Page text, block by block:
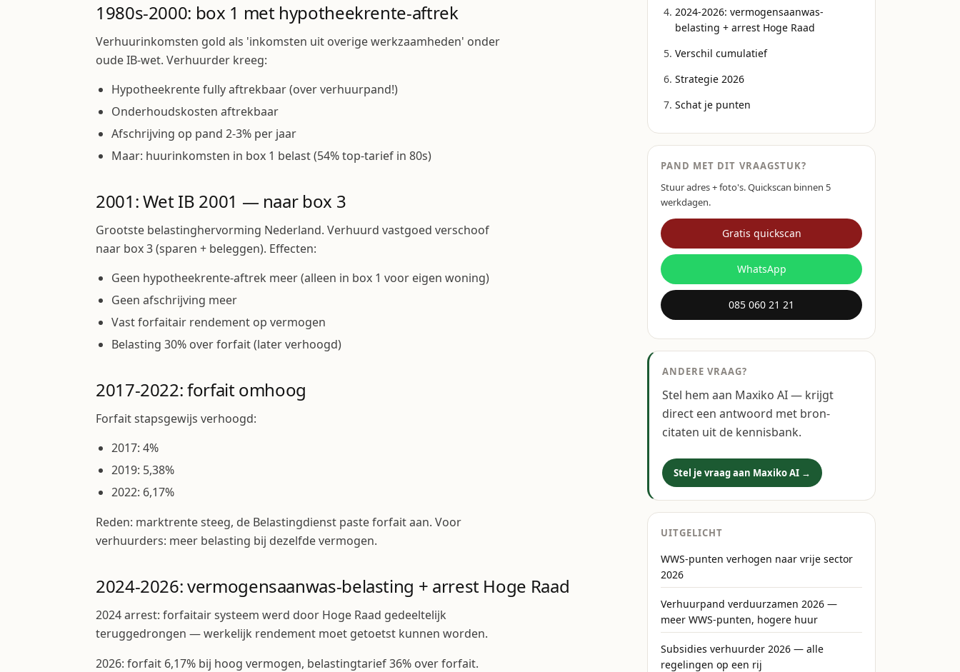
1980s-2000: box 1 met hypotheekrente-aftrek
Verhuurinkomsten gold als 'inkomsten uit overige werkzaamheden' onder
oude IB-wet. Verhuurder kreeg:
Hypotheekrente fully aftrekbaar (over verhuurpand!)
Onderhoudskosten aftrekbaar
Afschrijving op pand 2-3% per jaar
Maar: huurinkomsten in box 1 belast (54% top-tarief in 80s)
2001: Wet IB 2001 — naar box 3
Grootste belastinghervorming Nederland. Verhuurd vastgoed verschoof
naar box 3 (sparen + beleggen). Effecten:
Geen hypotheekrente-aftrek meer (alleen in box 1 voor eigen woning)
Geen afschrijving meer
Vast forfaitair rendement op vermogen
Belasting 30% over forfait (later verhoogd)
2017-2022: forfait omhoog
Forfait stapsgewijs verhoogd:
2017: 4%
2019: 5,38%
2022: 6,17%
Reden: marktrente steeg, de Belastingdienst paste forfait aan. Voor
verhuurders: meer belasting bij dezelfde vermogen.
2024-2026: vermogensaanwas-belasting + arrest Hoge Raad
2024 arrest: forfaitair systeem werd door Hoge Raad gedeeltelijk
teruggedrongen — werkelijk rendement moet getoetst kunnen worden.
2026: forfait 6,17% bij hoog vermogen, belastingtarief 36% over forfait.
2024-2026: vermogensaanwas-
belasting + arrest Hoge Raad
Verschil cumulatief
Strategie 2026
Schat je punten
PAND MET DIT VRAAGSTUK?
Stuur adres + foto's. Quickscan binnen 5
werkdagen.
Gratis quickscan
WhatsApp
085 060 21 21
ANDERE VRAAG?
Stel hem aan Maxiko AI — krijgt
direct een antwoord met bron-
citaten uit de kennisbank.
Stel je vraag aan Maxiko AI →
UITGELICHT
WWS-punten verhogen naar vrije sector
2026
Verhuurpand verduurzamen 2026 —
meer WWS-punten, hogere huur
Subsidies verhuurder 2026 — alle
regelingen op een rij